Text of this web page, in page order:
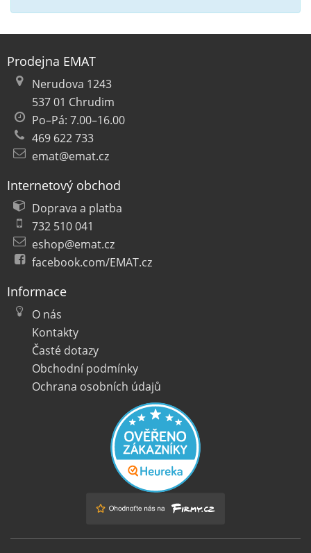
Prodejna EMAT
Nerudova 1243
537 01 Chrudim
Po–Pá: 7.00–16.00
469 622 733
emat@emat.cz
Internetový obchod
Doprava a platba
732 510 041
eshop@emat.cz
facebook.com/EMAT.cz
Informace
O nás
Kontakty
Časté dotazy
Obchodní podmínky
Ochrana osobních údajů